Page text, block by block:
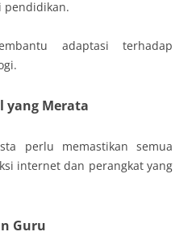
pendidikan.
adaptasi terhadap
Merata
perlu memastikan semua
internet dan perangkat yang
Guru